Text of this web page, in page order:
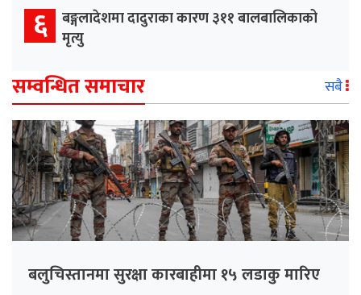
६ बङ्गलादेशमा दादुराका कारण ३११ बालबालिकाको
मृत्यु
सम्वन्धित समाचार सबै
बलुचिस्तानमा सुरक्षा कारबाहीमा १५ लडाकु मारिए